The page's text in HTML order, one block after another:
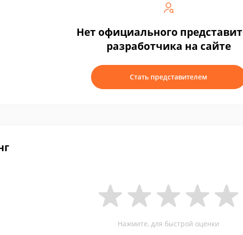
Нет официального
разработчика на сайте
Стать представителем
Нажмите, для быстрой оценки